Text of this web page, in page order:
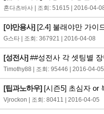
혼다츠바사 | 조회: 51615 | 2016-04-
[야만용사][2.4] 불래야만 가이
G스타 | 조회: 367921 | 2016-04-08
[성전사]##성전사 각 셋팅별
Timothy88 | 조회: 95446 | 2016-04-05
[팁과노하우][시즌5] 초심자 or
Vjrockon | 조회: 80411 | 2016-04-05